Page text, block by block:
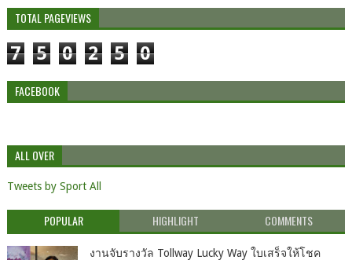
TOTAL PAGEVIEWS
7 5 0 2 5 0
FACEBOOK
ALL OVER
Tweets by Sport All
POPULAR HIGHLIGHT COMMENTS
งานจับรางวัล Tollway Lucky Way ใบเสร็จให้โชค